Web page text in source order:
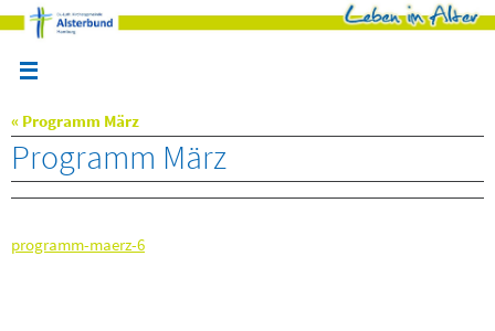
Zum
Inhalt
springen
« Programm März
Programm März
programm-maerz-6